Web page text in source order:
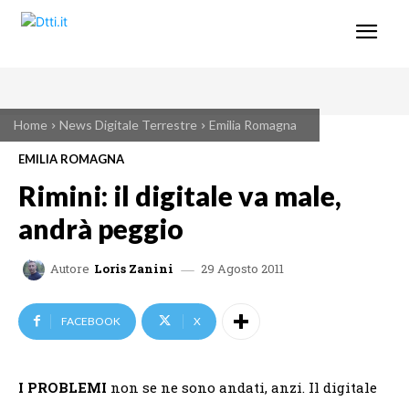
Home News Digitale Terrestre Emilia Romagna
EMILIA ROMAGNA
Rimini: il digitale va male,
andrà peggio
Autore Loris Zanini 29 Agosto 2011
FACEBOOK X
I PROBLEMI non se ne sono andati, anzi. Il digitale